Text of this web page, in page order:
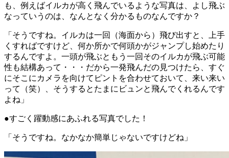
も、例えばイルカが高く飛んでいるような写真は、よし飛ぶ
なっていうのは、なんとなく分かるものなんですか？
「そうですね。イルカは一回（海面から）飛び出すと、上手
くすればですけど、何か所かで何頭かがジャンプし始めたり
するんですよ。一頭が飛ぶともう一回そのイルカが飛ぶ可能
性も結構あって・・・だから一発飛んだの見つけたら、すぐ
にそこにカメラを向けてピントを合わせておいて、来い来い
って（笑）、そうするとたまにビュンと飛んでくれるんです
よね」
●すごく躍動感にあふれる写真でした！
「そうですね。なかなか簡単じゃないですけどね」